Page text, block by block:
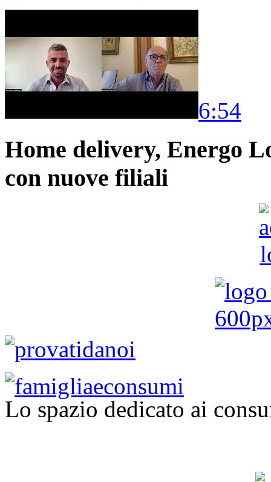
6:54
Home delivery, Energo
con nuove filiali
Lo spazio dedicato ai